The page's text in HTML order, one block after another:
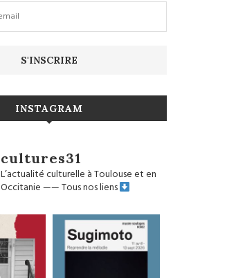
INSTAGRAM
cultures31
L’actualité culturelle à Toulouse et en
Occitanie——Tous nos liens